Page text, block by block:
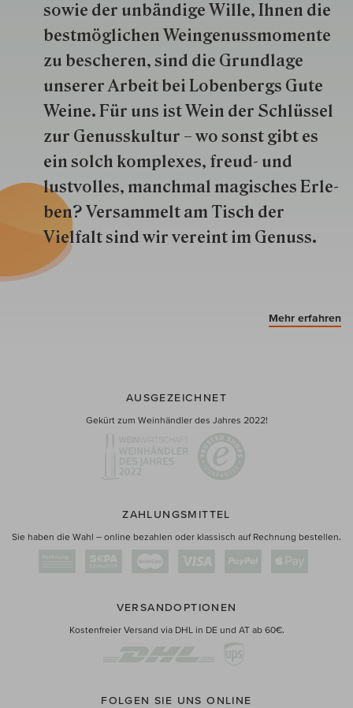
so­wie der un­bän­dige Wille, Ihnen die
best­mög­lich­en Wein­genuss­momente
zu besche­ren, sind die Grund­lage
unserer Arbeit bei Lobenbergs Gute
Weine. Für uns ist Wein der Schlüs­sel
zur Genuss­kultur – wo sonst gibt es
ein solch kom­plexes, freud- und
lustvolles, manchmal ma­gisch­es Er­le­
ben? Versammelt am Tisch der
Vielfalt sind wir ver­eint im Genuss.
Mehr erfahren
AUSGEZEICHNET
Gekürt zum Weinhändler des Jahres 2022!
ZAHLUNGSMITTEL
Sie haben die Wahl – online bezahlen oder klassisch auf Rechnung bestellen.
VERSANDOPTIONEN
Kostenfreier Versand via DHL in DE und AT ab 60€.
FOLGEN SIE UNS ONLINE